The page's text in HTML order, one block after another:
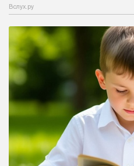
Вслух.ру